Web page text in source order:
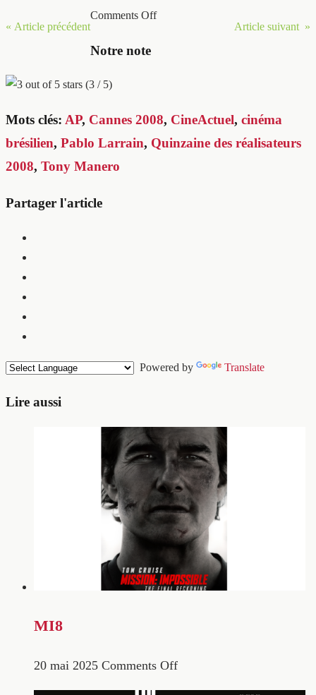
« Article précédent Article suivant »
Comments Off
Notre note
(3 / 5)
Mots clés: AP, Cannes 2008, CineActuel, cinéma
brésilien, Pablo Larrain, Quinzaine des réalisateurs
2008, Tony Manero
Partager l'article
Powered by Translate
Lire aussi
MI8
20 mai 2025 Comments Off